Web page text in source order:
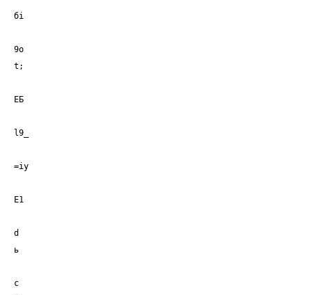
бi
9о
t;
ЕБ
l9_
=iу
Е1
d
ь
с